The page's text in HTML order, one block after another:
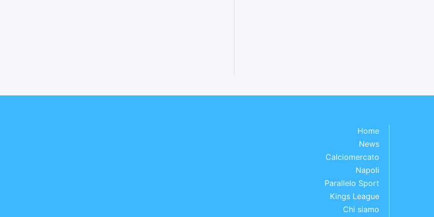
Home
News
Calciomercato
Napoli
Parallelo Sport
Kings League
Chi siamo